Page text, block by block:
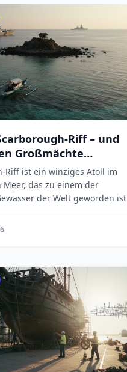
Riff – und
Großmächte
Riff ist ein winziges Atoll im
Meer, das zu einem der
der Welt geworden ist